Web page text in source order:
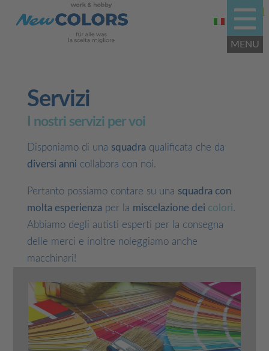
Servizi
I nostri servizi per voi
Disponiamo di una squadraqualificata che da
diversi anni collabora con noi.
Pertanto possiamo contare su una squadra con
molta esperienzaper la miscelazione dei colori.
Abbiamo degli autisti esperti per la consegna
delle merci e inoltre noleggiamo anche
macchinari!